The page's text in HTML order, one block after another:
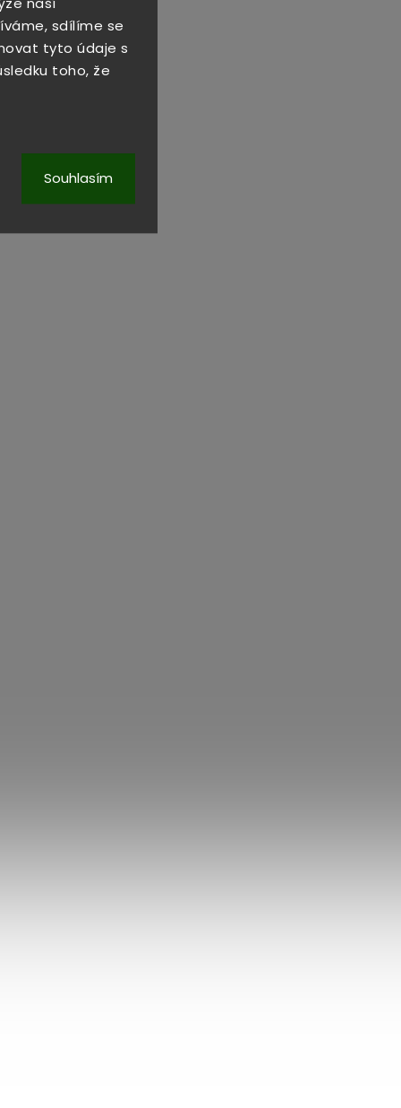
sdílíme se
tyto údaje s
toho, že
Souhlasím